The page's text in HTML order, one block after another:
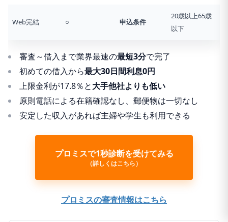
Web完結 ○ 申込条件
20歳以上65歳
以下
審査～借入まで業界最速の最短3分で完了
初めての借入から最大30日間利息0円
上限金利が17.8％と大手他社よりも低い
原則電話による在籍確認なし、郵便物は一切なし
安定した収入があれば主婦や学生も利用できる
プロミスで1秒診断を受けてみる
（詳しくはこちら）
プロミスの審査情報はこちら